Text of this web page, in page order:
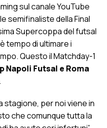
sul canale YouTube
semifinaliste della Final
Supercoppa del futsal
tempo di ultimare i
Questo il Matchday-1
Napoli Futsal e Roma
.
stagione, per noi viene in
che comunque tutta la